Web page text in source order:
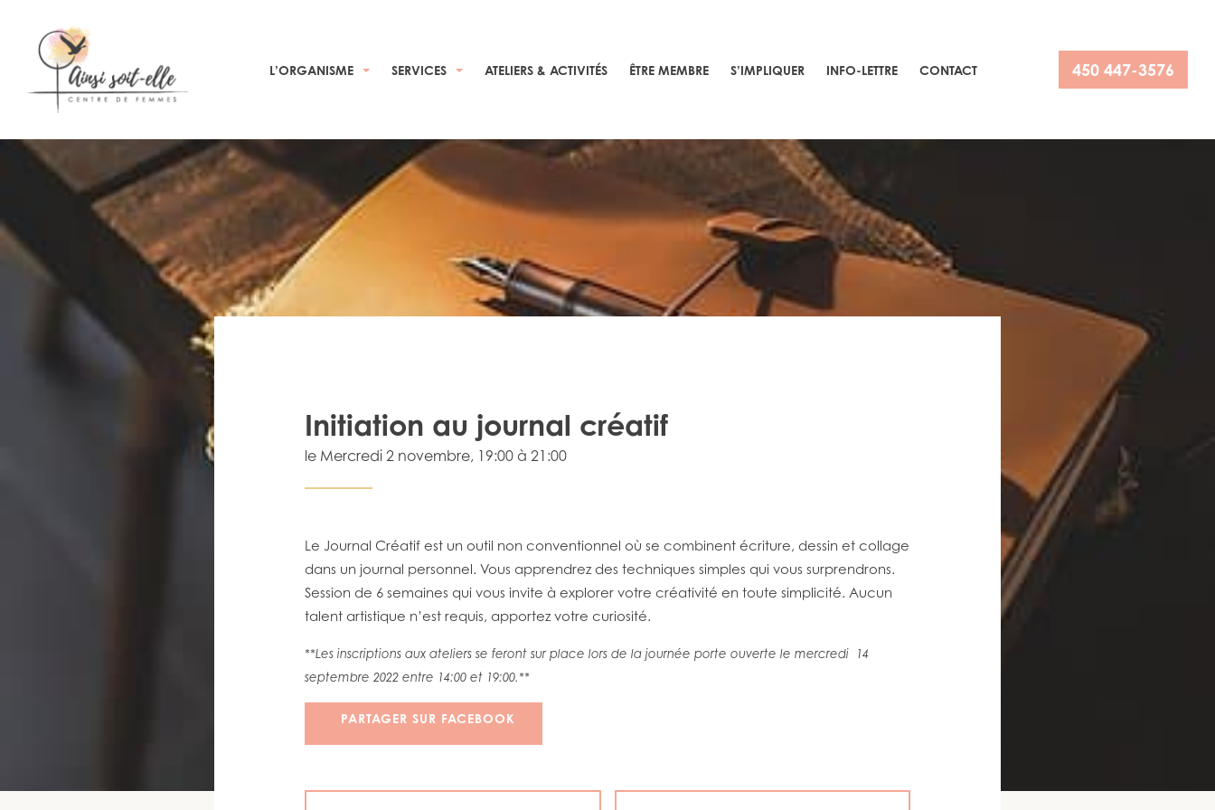
L’ORGANISME SERVICES ATELIERS & ACTIVITÉS ÊTRE MEMBRE S’IMPLIQUER INFO-LETTRE CONTACT 450 447-3576
Initiation au journal créatif
le Mercredi 2 novembre, 19:00 à 21:00
Le Journal Créatif est un outil non conventionnel où se combinent écriture, dessin et collage
dans un journal personnel. Vous apprendrez des techniques simples qui vous surprendrons.
Session de 6 semaines qui vous invite à explorer votre créativité en toute simplicité. Aucun
talent artistique n’est requis, apportez votre curiosité.
**Les inscriptions aux ateliers se feront sur place lors de la journée porte ouverte le mercredi 14
septembre 2022 entre 14:00 et 19:00.**
PARTAGER SUR FACEBOOK